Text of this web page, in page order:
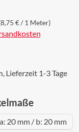
€ / 1 Meter)
Lieferzeit 1-3 Tage
auswählen
a: 20 mm / b: 20 mm